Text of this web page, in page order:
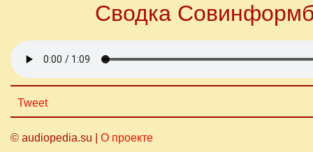
Сводка
Tweet
© audiopedia.su | О проекте